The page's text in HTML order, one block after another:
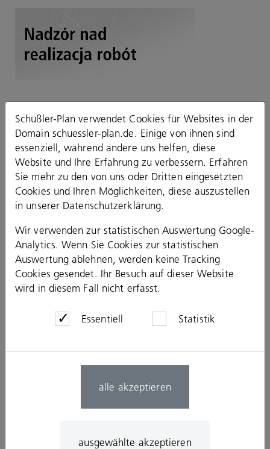
Schüßler-Plan verwendet Cookies für Websites in der
Domain schuessler-plan.de. Einige von ihnen sind
essenziell, während andere uns helfen, diese
Website und Ihre Erfahrung zu verbessern. Erfahren
Sie mehr zu den von uns oder Dritten eingesetzten
Cookies und Ihren Möglichkeiten, diese auszustellen
in unserer Datenschutzerklärung.
Wir verwenden zur statistischen Auswertung Google-
Analytics. Wenn Sie Cookies zur statistischen
Auswertung ablehnen, werden keine Tracking
Cookies gesendet. Ihr Besuch auf dieser Website
wird in diesem Fall nicht erfasst.
Essentiell Statistik
alle akzeptieren
ausgewählte akzeptieren